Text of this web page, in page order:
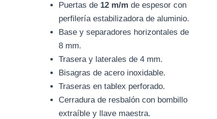
Puertas de 12 m/m de espesor con
perfilería estabilizadora de aluminio.
Base y separadores horizontales de
8 mm.
Trasera y laterales de 4 mm.
Bisagras de acero inoxidable.
Traseras en tablex perforado.
Cerradura de resbalón con bombillo
extraíble y llave maestra.